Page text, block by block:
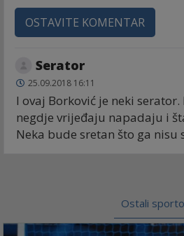
OSTAVITE KOMENTAR
Serator
25.09.2018 16:11
I ovaj Borković je neki
negdje vrijeđaju napadaju i
Neka bude sretan što ga nisu
Ostali